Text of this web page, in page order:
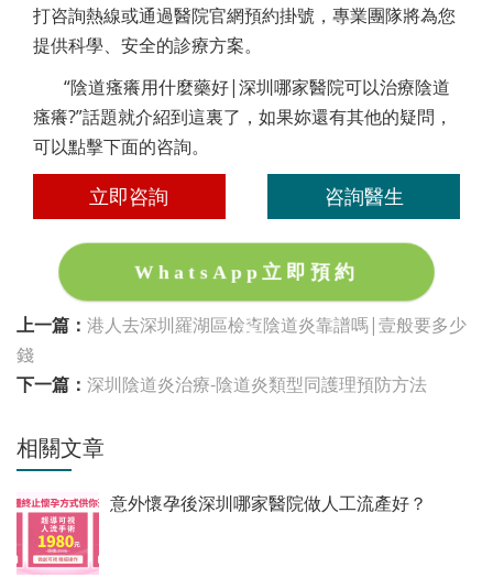
打咨詢熱線或通過醫院官網預約掛號，專業團隊將為您
提供科學、安全的診療方案。
“陰道瘙癢用什麼藥好|深圳哪家醫院可以治療陰道
瘙癢?”話題就介紹到這裏了，如果妳還有其他的疑問，
可以點擊下面的咨詢。
立即咨詢 咨詢醫生
WhatsApp立即預約
上一篇： 港人去深圳羅湖區檢查陰道炎靠譜嗎|壹般要多少
錢
下一篇： 深圳陰道炎治療-陰道炎類型同護理預防方法
相關文章
意外懷孕後深圳哪家醫院做人工流產好？